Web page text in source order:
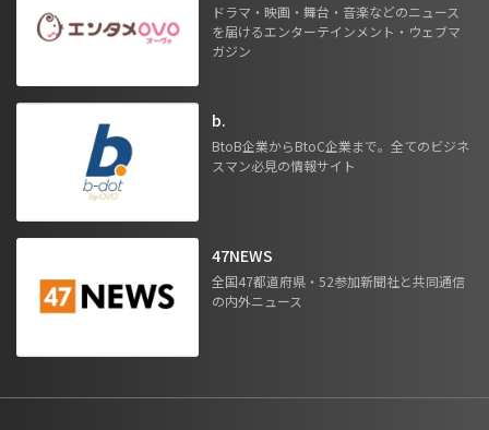
ドラマ・映画・舞台・音楽などのニュース
を届けるエンターテインメント・ウェブマ
ガジン
b.
BtoB企業からBtoC企業まで。全てのビジネ
スマン必見の情報サイト
47NEWS
全国47都道府県・52参加新聞社と共同通信
の内外ニュース